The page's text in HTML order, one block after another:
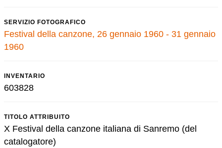
SERVIZIO FOTOGRAFICO
Festival della canzone, 26 gennaio 1960 - 31 gennaio
1960
INVENTARIO
603828
TITOLO ATTRIBUITO
X Festival della canzone italiana di Sanremo (del
catalogatore)